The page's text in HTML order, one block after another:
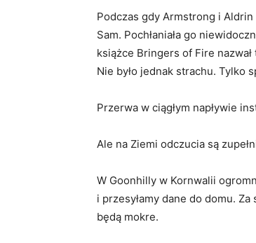
Podczas gdy Armstrong i
Sam. Pochłaniała go
książce Bringers of Fire
Nie było jednak strachu. Tylko
Przerwa w ciągłym napływie
Ale na Ziemi odczucia są
W Goonhilly w Kornwalii
i przesyłamy dane do domu.
będą mokre.